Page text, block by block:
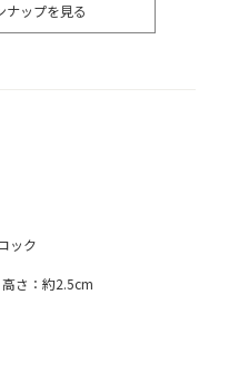
ナップを見る
ック
さ：約2.5cm